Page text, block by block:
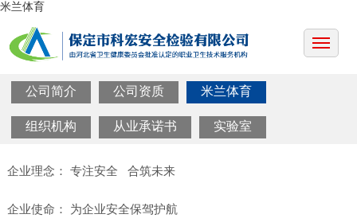
米兰体育
公司简介 公司资质 米兰体育
组织机构 从业承诺书 实验室
企业理念： 专注安全 合筑未来
企业使命： 为企业安全保驾护航